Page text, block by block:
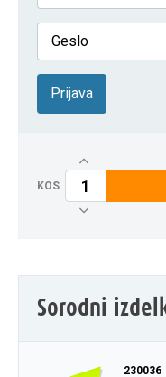
Prijava
KOS
Sorodni
230036